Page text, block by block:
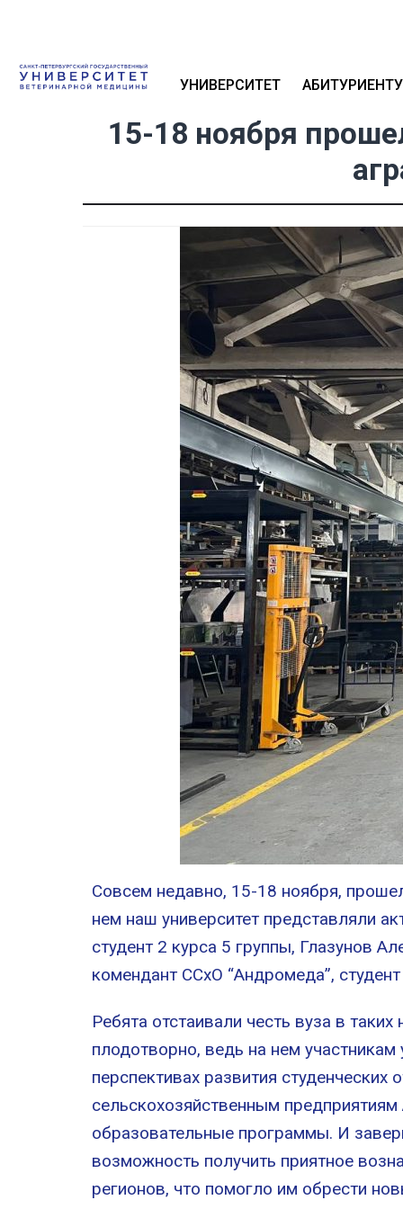
УНИВЕРСИТЕТ АБИТУРИЕНТУ
15-18 ноября
Совсем недавно, 15-18 ноября,
нем наш университет представляли
студент 2 курса 5 группы, Глазунов
комендант ССхО “Андромеда”,
Ребята отстаивали честь вуза в
плодотворно, ведь на нем
перспективах развития
сельскохозяйственным
образовательные программы. И
возможность получить приятное
регионов, что помогло им обрести